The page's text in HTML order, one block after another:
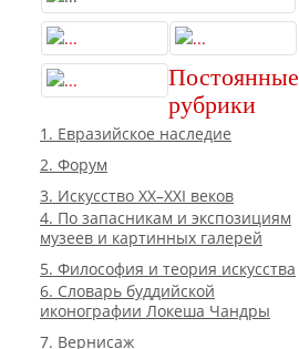
Постоянные
рубрики
1. Евразийское наследие
2. Форум
3. Искусство XX–XXI веков
4. По запасникам и экспозициям
музеев и картинных галерей
5. Философия и теория искусства
6. Словарь буддийской
иконографии Локеша Чандры
7. Вернисаж